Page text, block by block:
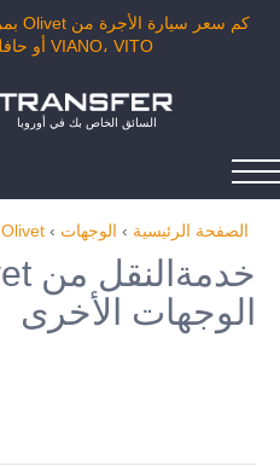
VIANO، VITO أو حافلة الدرجة السياحية.
السائق الخاص بك في أوروبا
الصفحة الرئيسية › الوجهات ›
Olivet
الوجهات الأخرى